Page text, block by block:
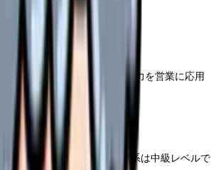
は無理？
師の医療知識と信頼関係構築力を営業に応用
充実。
要？
常業務で英語メール。国内系は中級レベルで